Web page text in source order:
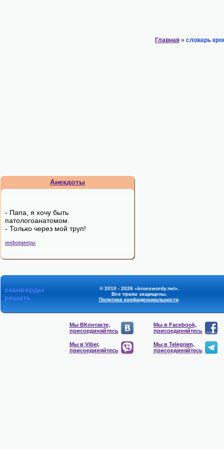
Анекдоты
- Папа, я хочу быть
патологоанатомом.
- Только через мой труп!
информеры
Главная » словарь
сканворды
решать
© 2010 - 2026 «krosswordy.net».
Все права защищены.
Политика конфиденциальности.
Мы ВКонтакте,
присоединяйтесь
Мы в Facebook,
присоединяйтесь
Мы в Viber,
присоединяйтесь
Мы в Telegram,
присоединяйтесь